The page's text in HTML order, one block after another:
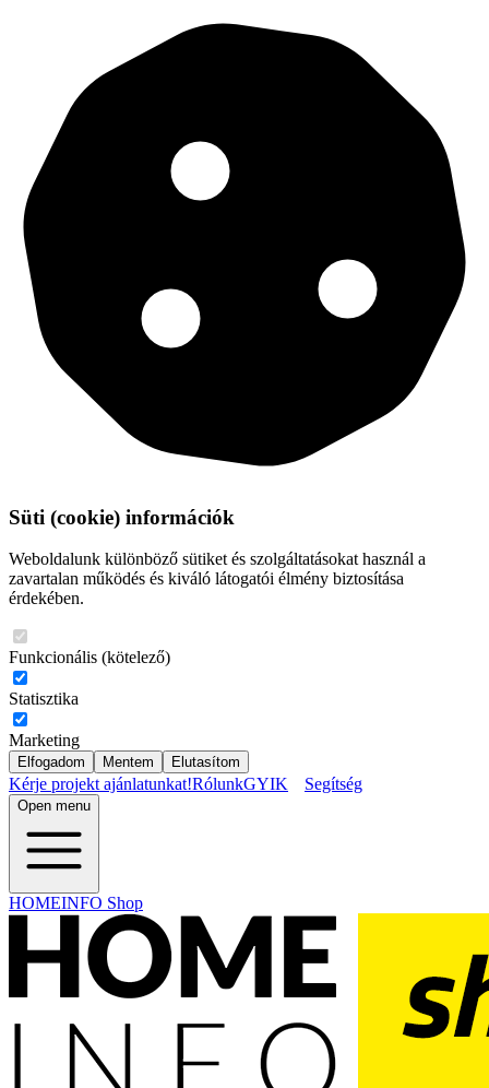
Süti (cookie) információk
Weboldalunk különböző sütiket és szolgáltatásokat használ a
zavartalan működés és kiváló látogatói élmény biztosítása
érdekében.
Funkcionális (kötelező)
Statisztika
Marketing
Elfogadom Mentem Elutasítom
Kérje projekt ajánlatunkat!RólunkGYIK Segítség
Open menu
HOMEINFO Shop